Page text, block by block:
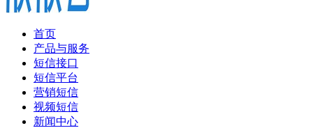
首页
产品与服务
短信接口
短信平台
营销短信
视频短信
新闻中心